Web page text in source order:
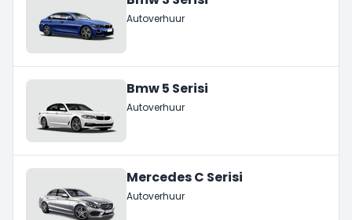
Autoverhuur
Bmw 5 Serisi
Autoverhuur
Mercedes C Serisi
Autoverhuur